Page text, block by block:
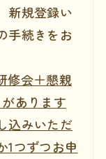
新規登録い
手続きをお
修会＋懇親
あります
込みいただ
1つずつお申